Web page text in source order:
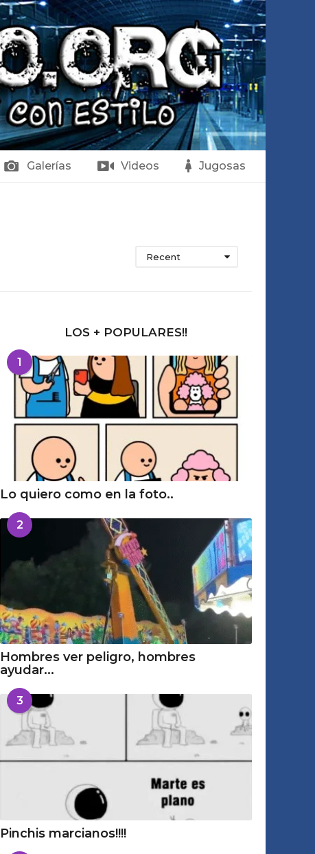
Galerías Videos Jugosas
Recent
LOS + POPULARES!!
1
Lo quiero como en la foto..
2
Hombres ver peligro, hombres
ayudar...
3
Pinchis marcianos!!!!